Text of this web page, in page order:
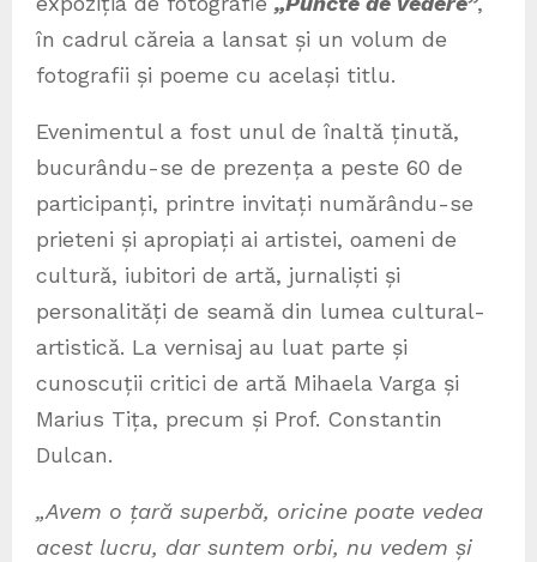
în cadrul căreia a lansat și un volum de
fotografii și poeme cu același titlu.
Evenimentul a fost unul de înaltă ținută,
bucurându-se de prezența a peste 60 de
participanți, printre invitați numărându-se
prieteni și apropiați ai artistei, oameni de
cultură, iubitori de artă, jurnaliști și
personalități de seamă din lumea cultural-
artistică. La vernisaj au luat parte și
cunoscuții critici de artă Mihaela Varga și
Marius Tița, precum și Prof. Constantin
Dulcan.
„Avem o țară superbă, oricine poate vedea
acest lucru, dar suntem orbi, nu vedem și